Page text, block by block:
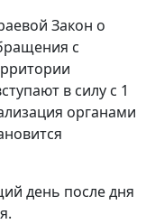
Закон о
с
в силу с 1
органами
день после дня